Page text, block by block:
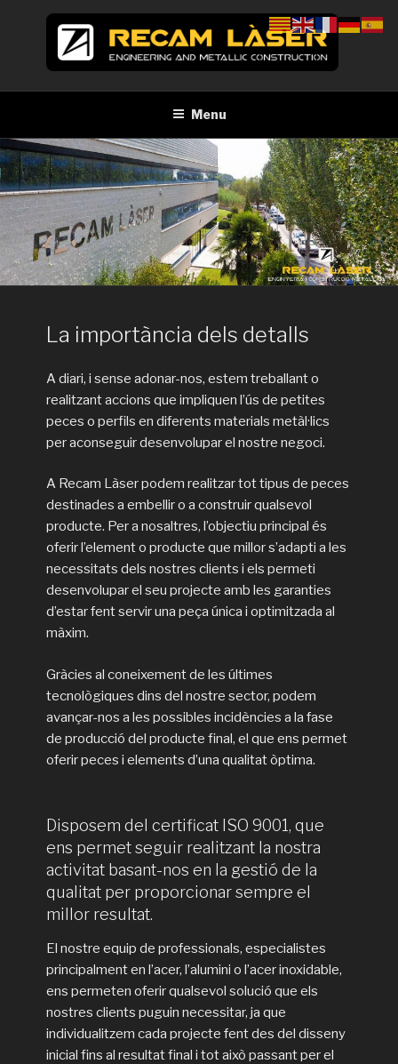
RECAM LÀSER
Menu
La importància dels detalls
A diari, i sense adonar-nos, estem treballant o
realitzant accions que impliquen l’ús de petites
peces o perfils en diferents materials metàl·lics
per aconseguir desenvolupar el nostre negoci.
A Recam Làser podem realitzar tot tipus de peces
destinades a embellir o a construir qualsevol
producte. Per a nosaltres, l’objectiu principal és
oferir l’element o producte que millor s’adapti a les
necessitats dels nostres clients i els permeti
desenvolupar el seu projecte amb les garanties
d’estar fent servir una peça única i optimitzada al
màxim.
Gràcies al coneixement de les últimes
tecnològiques dins del nostre sector, podem
avançar-nos a les possibles incidències a la fase
de producció del producte final, el que ens permet
oferir peces i elements d’una qualitat òptima.
Disposem del certificat ISO 9001, que
ens permet seguir realitzant la nostra
activitat basant-nos en la gestió de la
qualitat per proporcionar sempre el
millor resultat.
El nostre equip de professionals, especialistes
principalment en l’acer, l’alumini o l’acer inoxidable,
ens permeten oferir qualsevol solució que els
nostres clients puguin necessitar, ja que
individualitzem cada projecte fent des del disseny
inicial fins al resultat final i tot això passant per el